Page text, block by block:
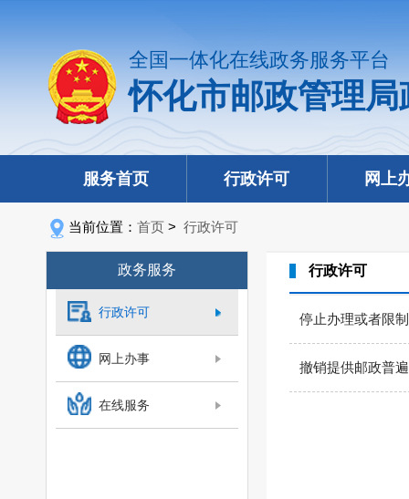
全国一体化在线政务服务平台
怀化市邮政管理
服务首页 行政许可 网上
当前位置： 首页 > 行政许可
政务服务
行政许可
网上办事
在线服务
行政许可
停止办理或者限
撤销提供邮政普